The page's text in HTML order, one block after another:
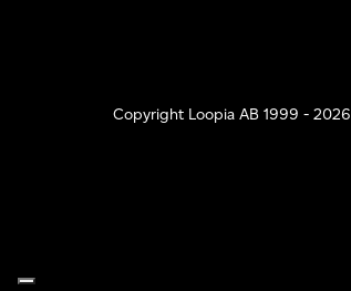
Copyright Loopia AB 1999 - 2026